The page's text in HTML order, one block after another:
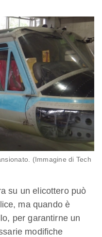
(Immagine di Tech
su un elicottero può
ma quando è
per garantirne un
modifiche